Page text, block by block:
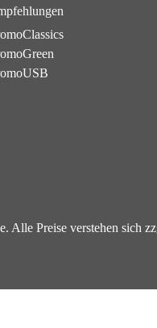
Preise verstehen sich